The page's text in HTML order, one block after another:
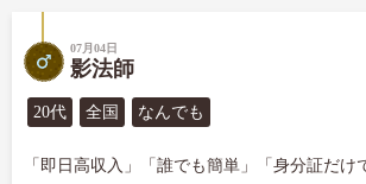
07月04日
影法師
20代 全国 なんでも
「即日高収入」「誰でも簡単」「身分証だけ